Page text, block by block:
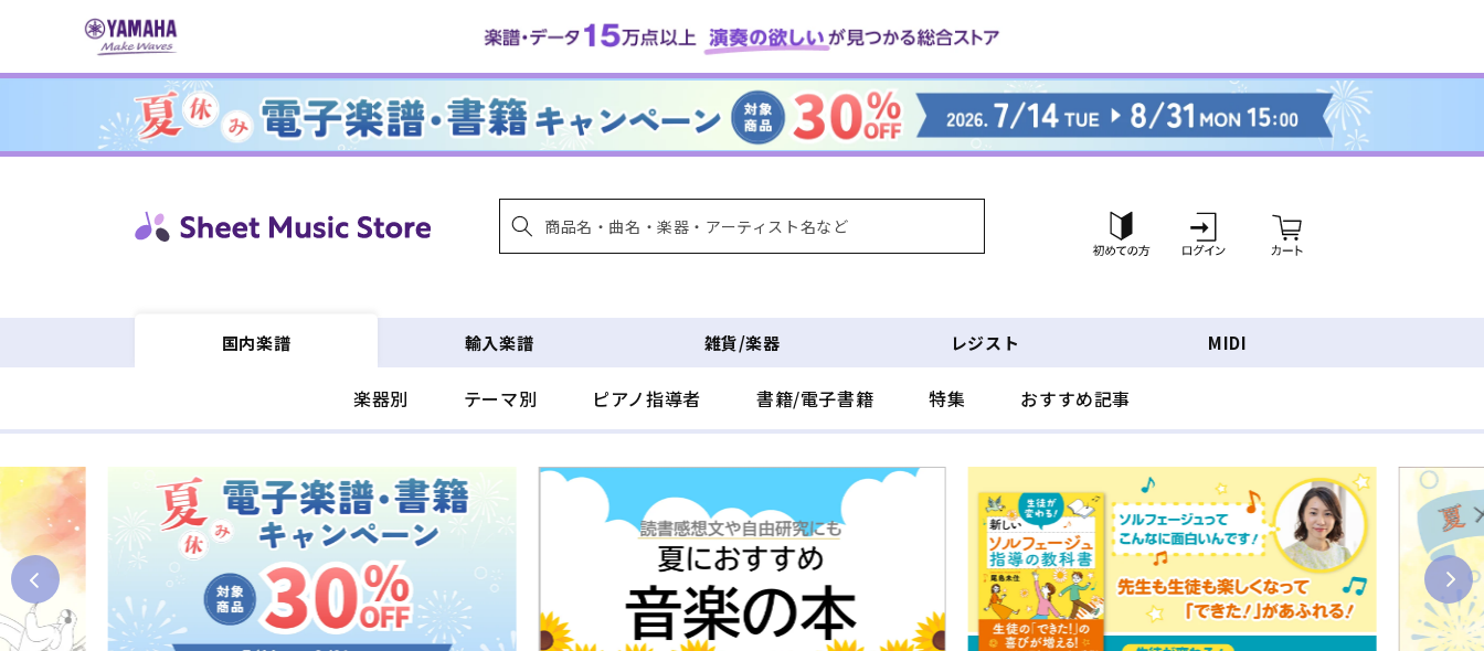
ンツに
グ
イ
ー
ト
国内楽譜
楽器別 テーマ別 ピアノ指導者 書籍/電子書籍 特集 おすすめ記事
輸入楽譜 雑貨/楽器 レジスト MIDI